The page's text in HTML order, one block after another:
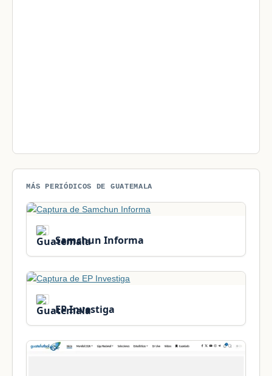
MÁS PERIÓDICOS DE GUATEMALA
Samchun Informa
EP Investiga